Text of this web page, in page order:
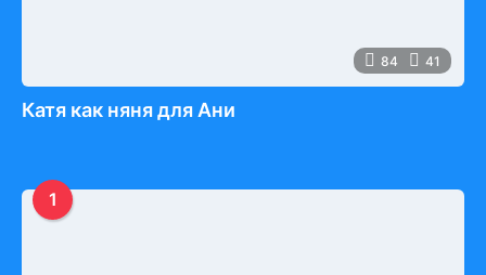
84 41
Катя как няня для Ани
1